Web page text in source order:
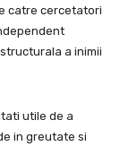
catre cercetatori
a inimii
utile de a
in greutate si